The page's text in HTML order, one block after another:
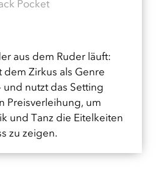
Pocket
aus dem Ruder läuft:
Zirkus als Genre
und nutzt das Setting
Preisverleihung, um
und Tanz die Eitelkeiten
zu zeigen.